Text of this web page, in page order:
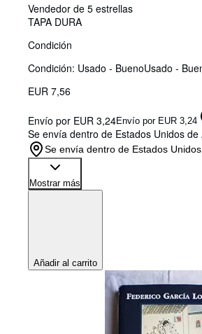
Vendedor de 5 estrellas
TAPA DURA
Condición
Condición: Usado - BuenoUsado -
EUR 7,56
Envío por EUR 3,24Envío por EUR 3,24
Se envía dentro de Estados Unidos de
Se envía dentro de Estados
Mostrar más
Añadir al carrito